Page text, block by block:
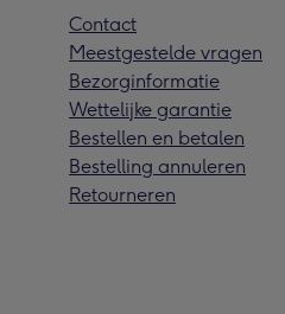
Contact
Meestgestelde vragen
Bezorginformatie
Wettelijke garantie
Bestellen en betalen
Bestelling annuleren
Retourneren